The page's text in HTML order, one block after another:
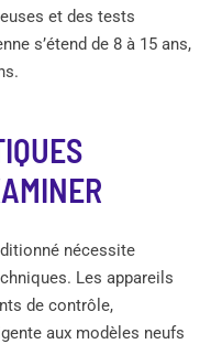
et des tests
s’étend de 8 à 15 ans,
nécessite
Les appareils
de contrôle,
aux modèles neufs